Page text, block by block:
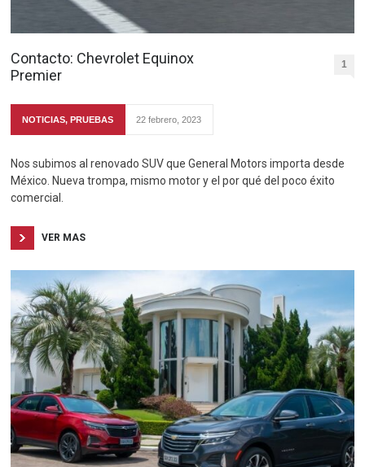
Contacto: Chevrolet Equinox
Premier
1
NOTICIAS,PRUEBAS 22 febrero, 2023
Nos subimos al renovado SUV que General Motors importa desde
México. Nueva trompa, mismo motor y el por qué del poco éxito
comercial.
VER MAS